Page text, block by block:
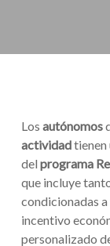
Los autónomos
actividadtienen
del programa
que incluye
condicionadas
incentivo
personalizado